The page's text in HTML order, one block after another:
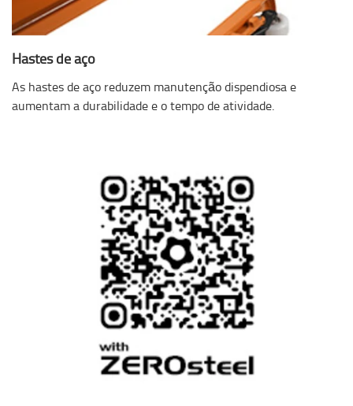
Hastes de aço
As hastes de aço reduzem manutenção dispendiosa e
aumentam a durabilidade e o tempo de atividade.